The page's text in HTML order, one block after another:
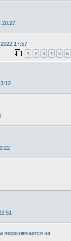
20:27
17:57
1 2 3 4 5 6
переключается на